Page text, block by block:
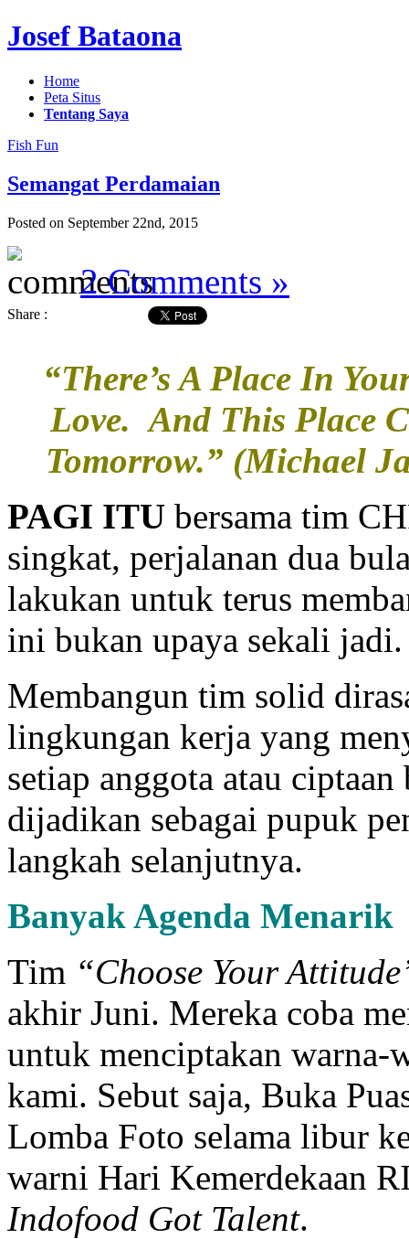
Josef Bataona
Home
Peta Situs
Tentang Saya
Fish Fun
Semangat Perdamaian
Posted on September 22nd, 2015
2 Comments »
Share :
“There’s A Place In
Love. And This Place
Tomorrow.” (Michael
PAGI ITU bersama tim
singkat, perjalanan dua
lakukan untuk terus
ini bukan upaya sekali
Membangun tim solid
lingkungan kerja yang
setiap anggota atau
dijadikan sebagai pupuk
langkah selanjutnya.
Banyak Agenda Menarik
Tim “Choose Your
akhir Juni. Mereka coba
untuk menciptakan warna-
kami. Sebut saja, Buka
Lomba Foto selama libur
warni Hari Kemerdekaan
Indofood Got Talent.